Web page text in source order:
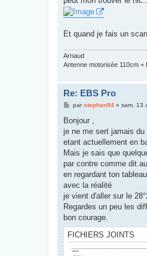
Et quand je fais un
Arnaud
Antenne motorisée 110cm
Re: EBS Pro
M
s
a
g
parstephan94» sam. 13
Bonjour ,
je ne me sert jamais du
etant actuellement en
Mais je sais que
par contre comme dit
en regardant ton
avec la réalité
je vient d'aller sur le
Regardes un peu les
bon courage.
FICHIERS JOINTS